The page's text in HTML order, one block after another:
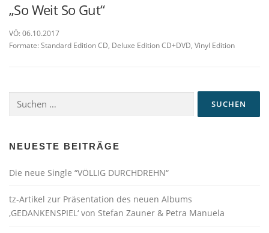
„So Weit So Gut“
VÖ: 06.10.2017
Formate: Standard Edition CD, Deluxe Edition CD+DVD, Vinyl Edition
nach:
NEUESTE BEITRÄGE
Die neue Single “VÖLLIG DURCHDREHN“
tz-Artikel zur Präsentation des neuen Albums
‚GEDANKENSPIEL‘ von Stefan Zauner & Petra Manuela